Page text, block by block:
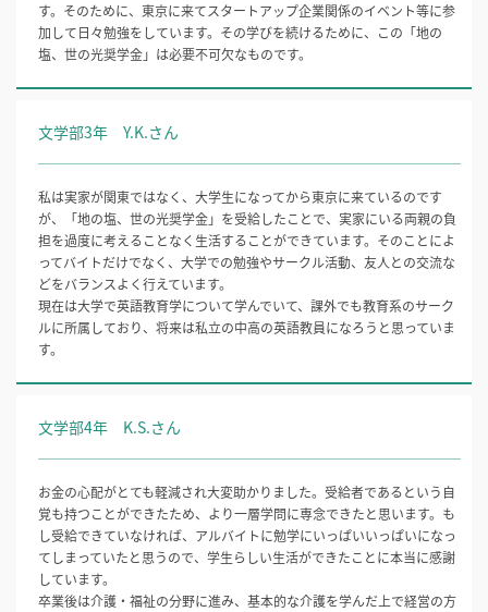
す。そのために、東京に来てスタートアップ企業関係のイベント等に参
加して日々勉強をしています。その学びを続けるために、この「地の
塩、世の光奨学金」は必要不可欠なものです。
文学部3年 Y.K.さん
私は実家が関東ではなく、大学生になってから東京に来ているのです
が、「地の塩、世の光奨学金」を受給したことで、実家にいる両親の負
担を過度に考えることなく生活することができています。そのことによ
ってバイトだけでなく、大学での勉強やサークル活動、友人との交流な
どをバランスよく行えています。
現在は大学で英語教育学について学んでいて、課外でも教育系のサーク
ルに所属しており、将来は私立の中高の英語教員になろうと思っていま
す。
文学部4年 K.S.さん
お金の心配がとても軽減され大変助かりました。受給者であるという自
覚も持つことができたため、より一層学問に専念できたと思います。も
し受給できていなければ、アルバイトに勉学にいっぱいいっぱいになっ
てしまっていたと思うので、学生らしい生活ができたことに本当に感謝
しています。
卒業後は介護・福祉の分野に進み、基本的な介護を学んだ上で経営の方